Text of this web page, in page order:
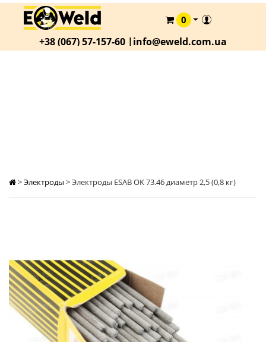
КАТАЛОГ
О
0
+38 (067) 57-157-60 |info@eweld.com.ua
>Электроды >Электроды ESAB OK 73.46 диаметр 2,5 (0,8 кг)